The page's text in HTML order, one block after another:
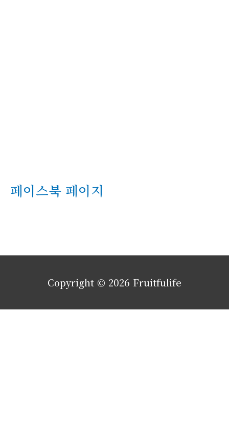
페이스북 페이지
Copyright © 2026 Fruitfulife